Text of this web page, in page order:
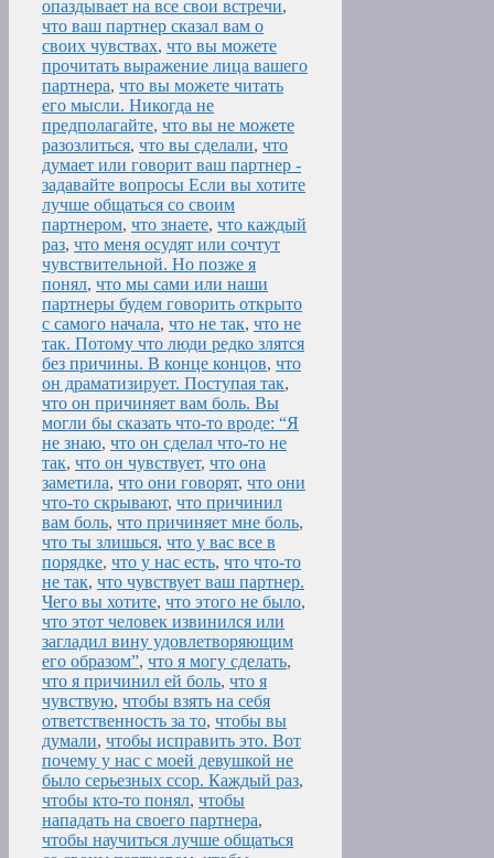
опаздывает на все свои встречи,
что ваш партнер сказал вам о
своих чувствах, что вы можете
прочитать выражение лица вашего
партнера, что вы можете читать
его мысли. Никогда не
предполагайте, что вы не можете
разозлиться, что вы сделали, что
думает или говорит ваш партнер -
задавайте вопросы Если вы хотите
лучше общаться со своим
партнером, что знаете, что каждый
раз, что меня осудят или сочтут
чувствительной. Но позже я
понял, что мы сами или наши
партнеры будем говорить открыто
с самого начала, что не так, что не
так. Потому что люди редко злятся
без причины. В конце концов, что
он драматизирует. Поступая так,
что он причиняет вам боль. Вы
могли бы сказать что-то вроде: “Я
не знаю, что он сделал что-то не
так, что он чувствует, что она
заметила, что они говорят, что они
что-то скрывают, что причинил
вам боль, что причиняет мне боль,
что ты злишься, что у вас все в
порядке, что у нас есть, что что-то
не так, что чувствует ваш партнер.
Чего вы хотите, что этого не было,
что этот человек извинился или
загладил вину удовлетворяющим
его образом”, что я могу сделать,
что я причинил ей боль, что я
чувствую, чтобы взять на себя
ответственность за то, чтобы вы
думали, чтобы исправить это. Вот
почему у нас с моей девушкой не
было серьезных ссор. Каждый раз,
чтобы кто-то понял, чтобы
нападать на своего партнера,
чтобы научиться лучше общаться